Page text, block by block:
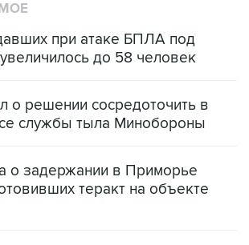
при атаке БПЛА под
до 58 человек
о решении сосредоточить в
службы тыла Минобороны
о задержании в Приморье
теракт на объекте